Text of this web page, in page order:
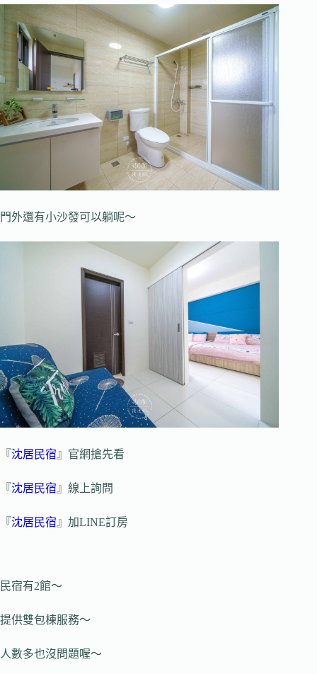
門外還有小沙發可以躺呢～
『沈居民宿 』官網搶先看
『沈居民宿 』線上詢問
『沈居民宿 』加LINE訂房
民宿有2館～
提供雙包棟服務～
人數多也沒問題喔～